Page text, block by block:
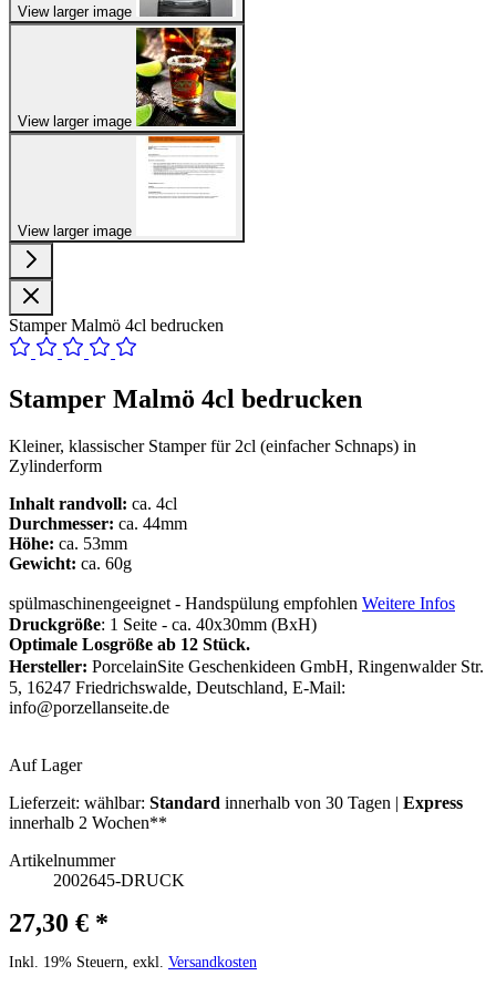
View larger image
View larger image
View larger image
Stamper Malmö 4cl bedrucken
Stamper Malmö 4cl bedrucken
Kleiner, klassischer Stamper für 2cl (einfacher Schnaps) in
Zylinderform
Inhalt randvoll: ca. 4cl
Durchmesser: ca. 44mm
Höhe: ca. 53mm
Gewicht: ca. 60g
spülmaschinengeeignet - Handspülung empfohlen Weitere Infos
Druckgröße: 1 Seite - ca. 40x30mm (BxH)
Optimale Losgröße ab 12 Stück.
Hersteller: PorcelainSite Geschenkideen GmbH, Ringenwalder Str.
5, 16247 Friedrichswalde, Deutschland, E-Mail:
info@porzellanseite.de
Auf Lager
Lieferzeit: wählbar: Standard innerhalb von 30 Tagen | Express
innerhalb 2 Wochen**
Artikelnummer
2002645-DRUCK
27,30 € *
Inkl. 19% Steuern, exkl. Versandkosten